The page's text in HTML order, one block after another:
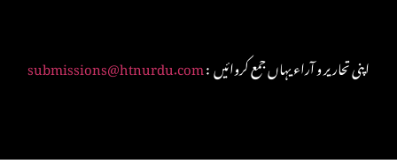
submissions@htnurdu.com : اپنی تحاریر و آراء یہاں جمع کروائیں